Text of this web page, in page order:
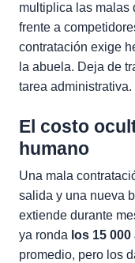
multiplica las malas
frente a
contratación exige
la abuela. Deja de
tarea
El costo
humano
Una mala
salida y una nueva
extiende durante
ya ronda los 15
promedio, pero los